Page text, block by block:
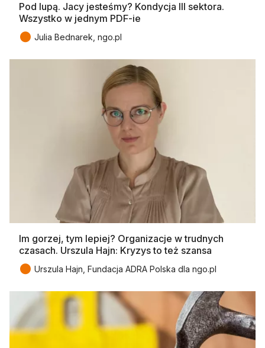
Pod lupą. Jacy jesteśmy? Kondycja III sektora.
Wszystko w jednym PDF-ie
● Julia Bednarek, ngo.pl
Im gorzej, tym lepiej? Organizacje w trudnych
czasach. Urszula Hajn: Kryzys to też szansa
● Urszula Hajn, Fundacja ADRA Polska dla ngo.pl